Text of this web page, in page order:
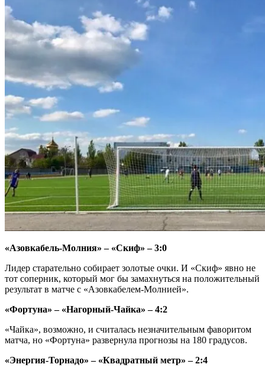
«Азовкабель-Молния» – «Скиф» – 3:0
Лидер старательно собирает золотые очки. И «Скиф» явно не
тот соперник, который мог бы замахнуться на положительный
результат в матче с «Азовкабелем-Молнией».
«Фортуна» – «Нагорный-Чайка» – 4:2
«Чайка», возможно, и считалась незначительным фаворитом
матча, но «Фортуна» развернула прогнозы на 180 градусов.
«Энергия-Торнадо» – «Квадратный метр» – 2:4